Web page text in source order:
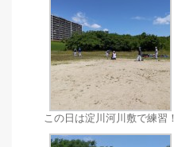
この日は淀川河川敷で練習！